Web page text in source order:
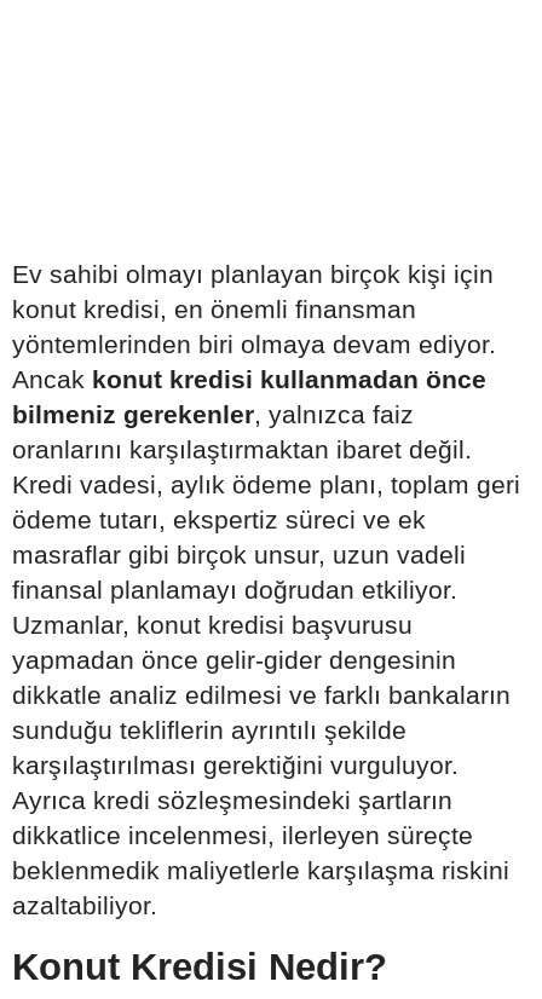
Ev sahibi olmayı planlayan birçok kişi için
konut kredisi, en önemli finansman
yöntemlerinden biri olmaya devam ediyor.
Ancak konut kredisi kullanmadan önce
bilmeniz gerekenler, yalnızca faiz
oranlarını karşılaştırmaktan ibaret değil.
Kredi vadesi, aylık ödeme planı, toplam geri
ödeme tutarı, ekspertiz süreci ve ek
masraflar gibi birçok unsur, uzun vadeli
finansal planlamayı doğrudan etkiliyor.
Uzmanlar, konut kredisi başvurusu
yapmadan önce gelir-gider dengesinin
dikkatle analiz edilmesi ve farklı bankaların
sunduğu tekliflerin ayrıntılı şekilde
karşılaştırılması gerektiğini vurguluyor.
Ayrıca kredi sözleşmesindeki şartların
dikkatlice incelenmesi, ilerleyen süreçte
beklenmedik maliyetlerle karşılaşma riskini
azaltabiliyor.
Konut Kredisi Nedir?